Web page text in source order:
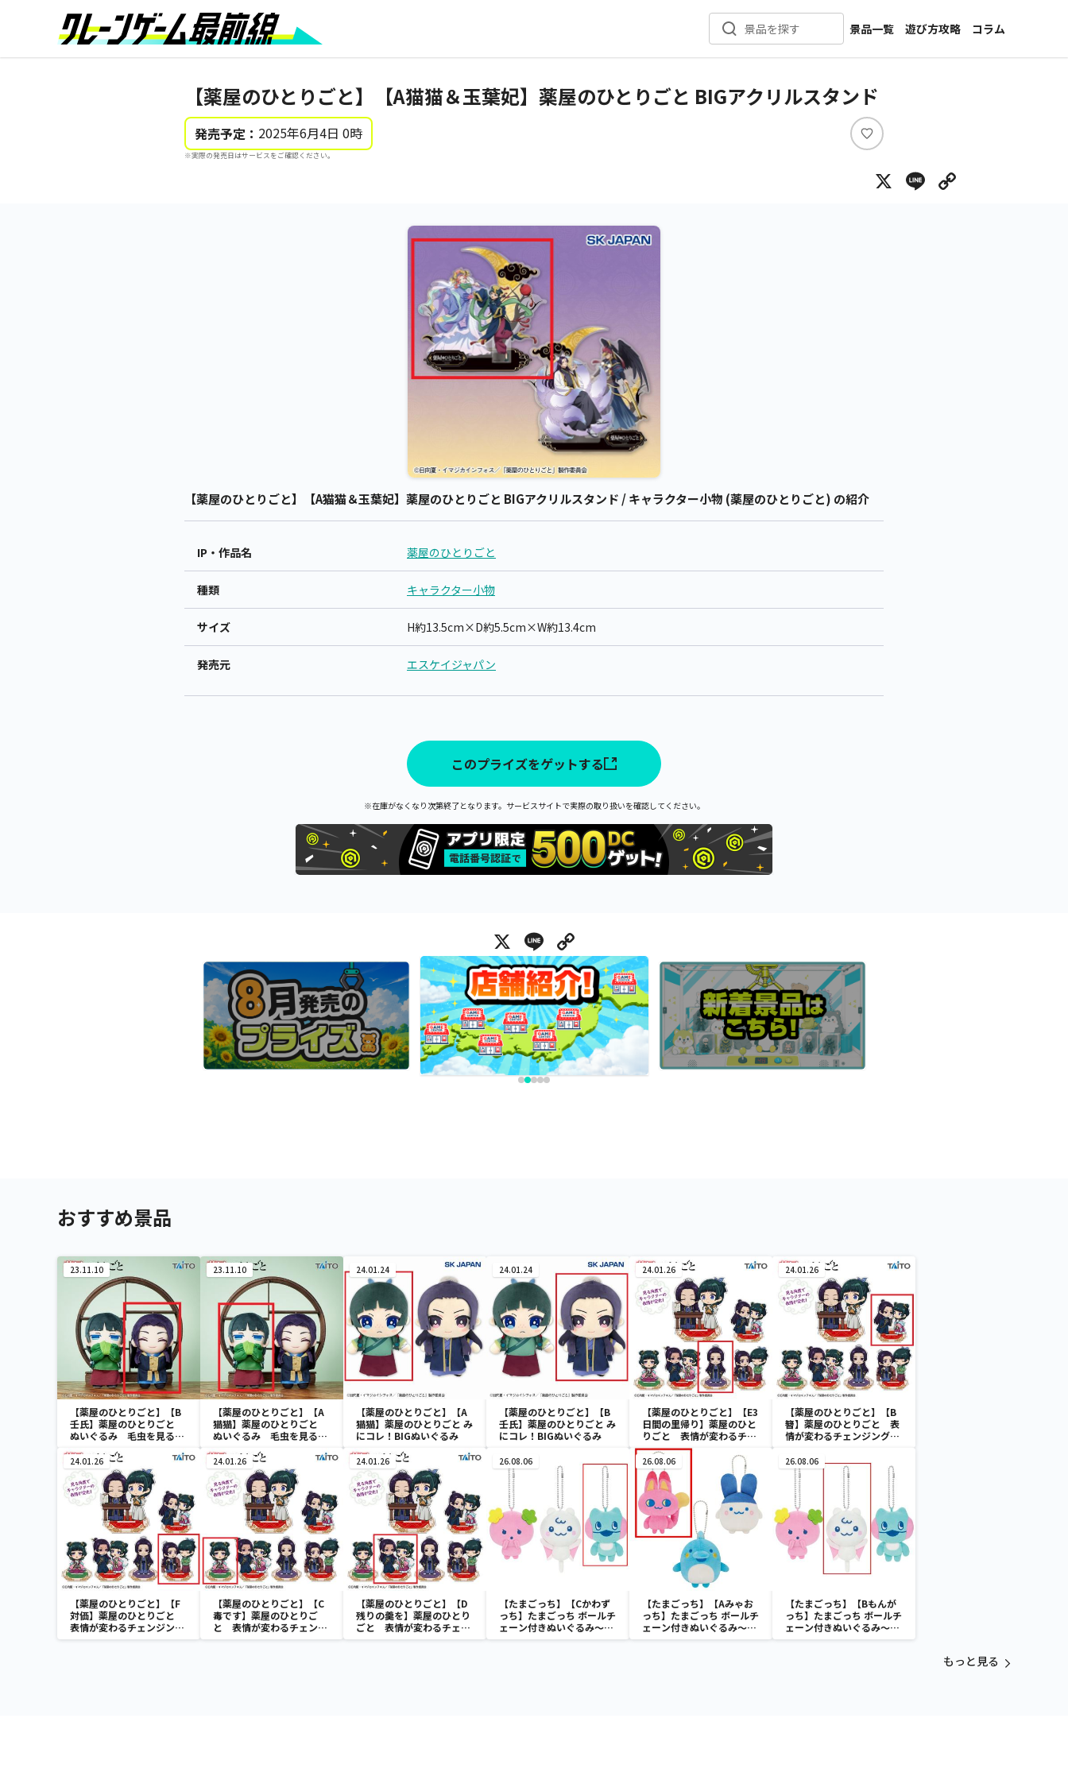
景品を探す
景品一覧
新着景品
カテゴリ一覧
メーカー一覧
遊び方攻略
コラム
インタビュー
【薬屋のひとりごと】【A猫猫＆玉葉妃】薬屋のひとりごと BIGアクリルスタンド
発売予定： 2025年6月4日 0時
※実際の発売日はサービスをご確認ください。
い
ね
X Line
【薬屋のひとりごと】【A猫猫＆玉葉妃】薬屋のひとりごと BIGアクリルスタンド / キャラクター小物 (薬屋のひとりごと) の紹介
IP・作品名 薬屋のひとりごと
種類 キャラクター小物
サイズ H約13.5cm×D約5.5cm×W約13.4cm
発売元 エスケイジャパン
このプライズをゲットする
※在庫がなくなり次第終了となります。サービスサイトで実際の取り扱いを確認してください。
X Line
おすすめ景品
23.11.10
【薬屋のひとりごと】【B
壬氏】薬屋のひとりごと
ぬいぐるみ 毛虫を見るよ
23.11.10
【薬屋のひとりごと】【A
猫猫】薬屋のひとりごと
ぬいぐるみ 毛虫を見るよ
24.01.24
【薬屋のひとりごと】【A
猫猫】薬屋のひとりごと み
にコレ！BIGぬいぐるみ
24.01.24
【薬屋のひとりごと】【B
壬氏】薬屋のひとりごと み
にコレ！BIGぬいぐるみ
24.01.26
【薬屋のひとりごと】【E3
日間の里帰り】薬屋のひと
りごと 表情が変わるチェ
ンジングアクリルスタンド
24.01.26
【薬屋のひとりごと】【B
簪】薬屋のひとりごと 表
情が変わるチェンジングア
24.01.26
【薬屋のひとりごと】【F
対価】薬屋のひとりごと
表情が変わるチェンジング
アクリルスタンド
24.01.26
【薬屋のひとりごと】【C
毒です】薬屋のひとりご
と 表情が変わるチェンジ
ングアクリルスタンド
24.01.26
【薬屋のひとりごと】【D
残りの羹を】薬屋のひとり
ごと 表情が変わるチェン
ジングアクリルスタンド
26.08.06
【たまごっち】【Cかわず
っち】たまごっち ボールチ
ェーン付きぬいぐるみ～
Tamagotchi Paradise～
26.08.06
【たまごっち】【Aみゃお
っち】たまごっち ボールチ
ェーン付きぬいぐるみ～
Tamagotchi Paradise～
26.08.06
【たまごっち】【Bもんが
っち】たまごっち ボールチ
ェーン付きぬいぐるみ～
Tamagotchi Paradise～
もっと見る